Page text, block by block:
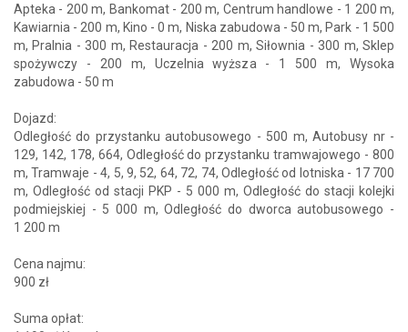
Apteka - 200 m, Bankomat - 200 m, Centrum handlowe - 1 200 m,
Kawiarnia - 200 m, Kino - 0 m, Niska zabudowa - 50 m, Park - 1 500
m, Pralnia - 300 m, Restauracja - 200 m, Siłownia - 300 m, Sklep
spożywczy - 200 m, Uczelnia wyższa - 1 500 m, Wysoka
zabudowa - 50 m
Dojazd:
Odległość do przystanku autobusowego - 500 m, Autobusy nr -
129, 142, 178, 664, Odległość do przystanku tramwajowego - 800
m, Tramwaje - 4, 5, 9, 52, 64, 72, 74, Odległość od lotniska - 17 700
m, Odległość od stacji PKP - 5 000 m, Odległość do stacji kolejki
podmiejskiej - 5 000 m, Odległość do dworca autobusowego -
1 200 m
Cena najmu:
900 zł
Suma opłat: